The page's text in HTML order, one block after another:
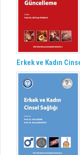
Erkek ve Kadın